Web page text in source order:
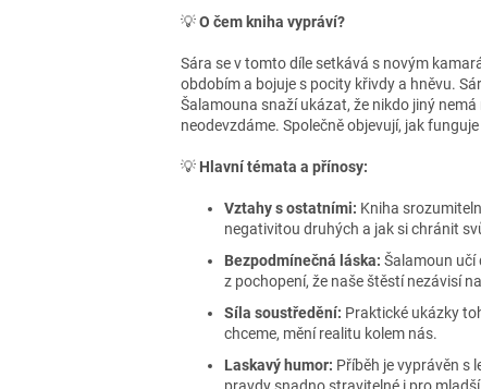
💡O čem kniha vypráví?
Sára se v tomto díle setkává s novým
obdobím a bojuje s pocity křivdy a hněvu.
Šalamouna snaží ukázat, že nikdo jiný
neodevzdáme. Společně objevují, jak
💡 Hlavní témata a přínosy:
Vztahy s ostatními: Kniha
negativitou druhých a jak si chránit
Bezpodmínečná láska: Šalamoun učí
z pochopení, že naše štěstí nezávisí
Síla soustředění: Praktické ukázky
chceme, mění realitu kolem nás.
Laskavý humor: Příběh je vyprávěn s